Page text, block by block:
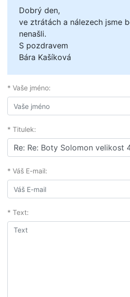
Dobrý den,
ve ztrátách a nálezech jsme
nenašli.
S pozdravem
Bára Kašíková
* Vaše jméno:
* Titulek:
* Váš E-mail:
* Text: